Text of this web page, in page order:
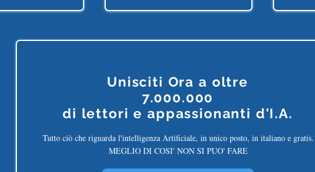
Unisciti Ora a oltre
7.000.000
di lettori e appassionanti d'I.A.
Tutto ciò che riguarda l'intelligenza Artificiale, in unico posto, in italiano e gratis.
MEGLIO DI COSI' NON SI PUO' FARE